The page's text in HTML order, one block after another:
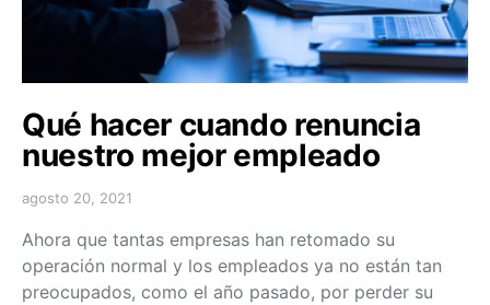
Qué hacer cuando renuncia
nuestro mejor empleado
agosto 20, 2021
Ahora que tantas empresas han retomado su
operación normal y los empleados ya no están tan
preocupados, como el año pasado, por perder su